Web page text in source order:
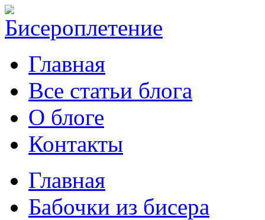
Главная
Все статьи блога
О блоге
Контакты
Главная
Бабочки из бисера